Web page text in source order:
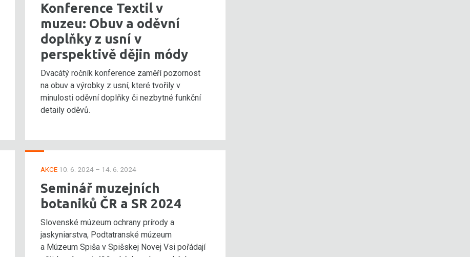
Konference Textil v
muzeu: Obuv a oděvní
doplňky z usní v
perspektivě dějin módy
Dvacátý ročník konference zaměří pozornost
na obuv a výrobky z usní, které tvořily v
minulosti oděvní doplňky či nezbytné funkční
detaily oděvů.
AKCE 10. 6. 2024 – 14. 6. 2024
Seminář muzejních
botaniků ČR a SR 2024
Slovenské múzeum ochrany prírody a
jaskyniarstva, Podtatranské múzeum
a Múzeum Spiša v Spišskej Novej Vsi pořádají